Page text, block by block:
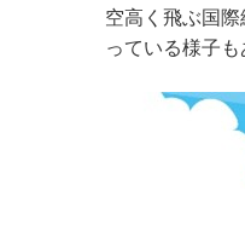
空高く飛ぶ国
っている様子も